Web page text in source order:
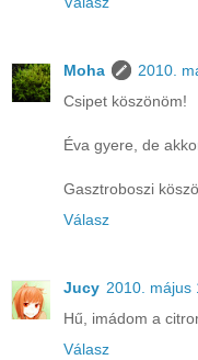
Moha
2010.
Csipet köszönöm!
Éva gyere, de
Gasztroboszi
Válasz
Jucy 2010. május
Hű, imádom a
Válasz